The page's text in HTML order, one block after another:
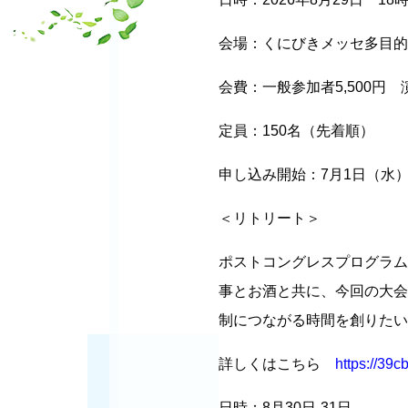
会場：くにびきメッセ多目
会費：一般参加者5,500円
定員：150名（先着順）
申し込み開始：7月1日（水
＜リトリート＞
ポストコングレスプログラ
事とお酒と共に、今回の大
制につながる時間を創りた
詳しくはこちら https://